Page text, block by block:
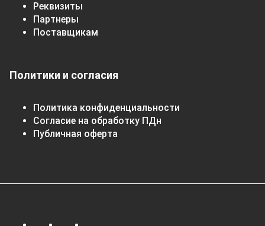
Реквизиты
Партнеры
Поставщикам
Политики и согласия
Политика конфиденциальности
Согласие на обработку ПДн
Публичная оферта